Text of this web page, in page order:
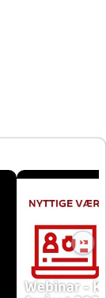
Webinar -